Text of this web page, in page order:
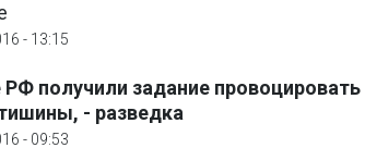
- 13:15
получили задание
- разведка
- 09:53